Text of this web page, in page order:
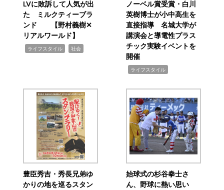
LVに敗訴して人気が出
た ミルクティーブラ
ンド 【野村義樹✕
リアルワールド】
ライフスタイル 社会
ノーベル賞受賞・白川
英樹博士が小中高生を
直接指導 名城大学が
講演会と導電性プラス
チック実験イベントを
開催
ライフスタイル
豊臣秀吉・秀長兄弟ゆ
かりの地を巡るスタン
始球式の杉谷拳士さ
ん、野球に熱い思い